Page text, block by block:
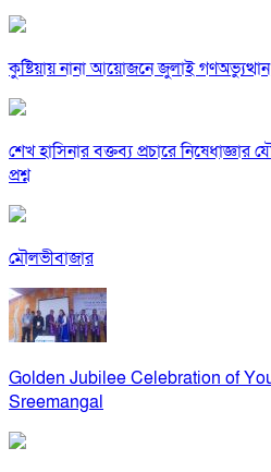
কুষ্টিয়ায় নানা আয়োজনে জুলাই
শেখ হাসিনার বক্তব্য প্রচারে নিষেধাজ্ঞার
প্রশ্ন
মৌলভীবাজার
Golden Jubilee Celebration of
Sreemangal